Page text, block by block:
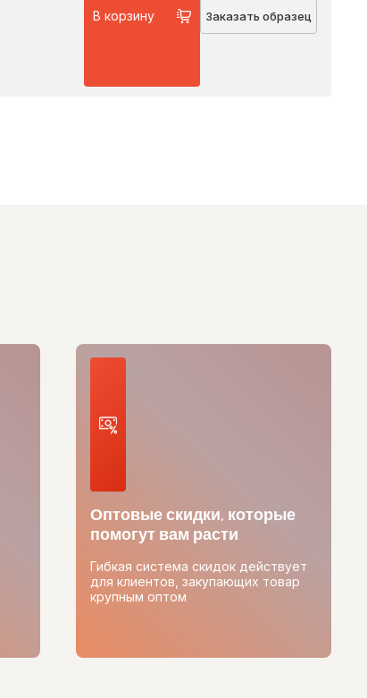
В корзину Заказать образец
Оптовые скидки, которые
помогут вам расти
Гибкая система скидок действует
для клиентов, закупающих товар
крупным оптом